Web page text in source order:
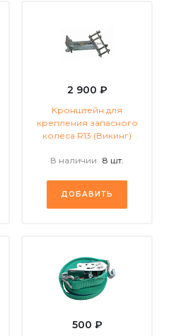
2 900 ₽
Кронштейн для
крепления запасного
колеса R13 (Викинг)
В наличии 8 шт.
ДОБАВИТЬ
500 ₽